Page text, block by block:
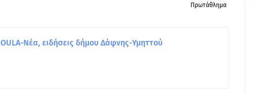
Πρωτάθλημα
Νέα, ειδήσεις δήμου Δάφνης-Υμηττού